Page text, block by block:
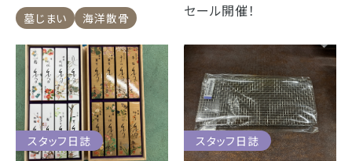
墓じまい 海洋散骨
セール開催！
スタッフ日誌 スタッフ日誌